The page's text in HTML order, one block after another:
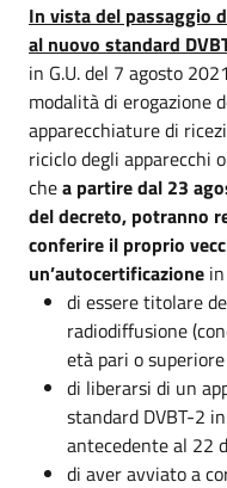
In vista del passaggio
al nuovo standard
in G.U. del 7 agosto
modalità di erogazione
apparecchiature di
riciclo degli apparecchi
chea partire dal 23
del decreto, potranno
conferire il proprio
un’autocertificazione
di essere titolare
radiodiffusione
età pari o
di liberarsi di un
standard DVBT-2
antecedente al 22
di aver avviato a